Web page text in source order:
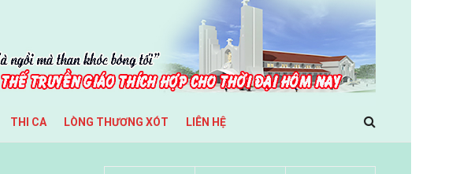
THI CA LÒNG THƯƠNG XÓT LIÊN HỆ